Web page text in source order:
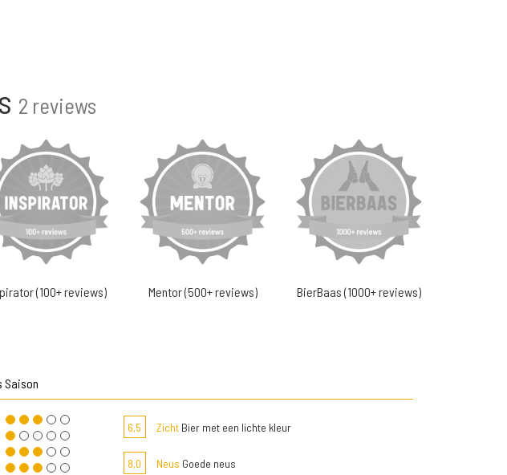
2 reviews
(100+ reviews) Mentor (500+ reviews) BierBaas (1000+ reviews)
Saison
6,5 ZichtBier met een lichte kleur
8,0 Neus Goede neus